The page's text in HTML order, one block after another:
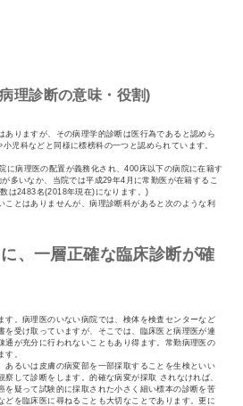
理診断の意味・役割)
ありますが、その病理学的診断は医行為であると認めら
児科などと同様に標榜科の一つと認められています。
に病理医の配置が義務化され、400床以下の病院に在籍す
多いなか、当院では平成29年4月に常勤医が在籍するこ
は2483名(2018年現在)になります。)
ことはありませんが、病理診断科があると次のような利
、一層正確な臨床診断が確
す。病理医のいない病院では、検体を検査センターなど
を受け取っていますが、そこでは、臨床医と病理医が連
通が充分に行われないこともあり得ます。常勤病理医の
す。
あるいは皮膚の病変部を一部採取することを生検といい
察して診断をします。的確な病変が採取 されなければ、
を疑って試験的に採取された小さく細い標本の診断を苦
どを臨床医に尋ねることも大切なことであります。更に